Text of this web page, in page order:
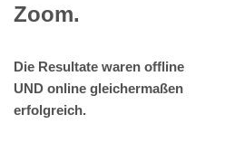
Zoom.
Die Resultate waren offline
UND online gleichermaßen
erfolgreich.